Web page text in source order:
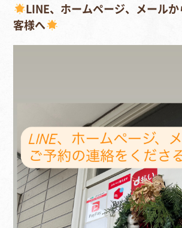
LINE、ホームページ、メール
客様へ